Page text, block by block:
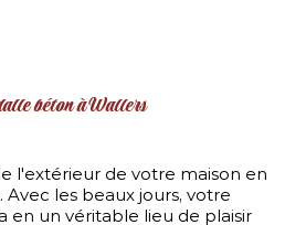
béton à Wallers
l'extérieur de votre maison en
les beaux jours, votre
en un véritable lieu de plaisir